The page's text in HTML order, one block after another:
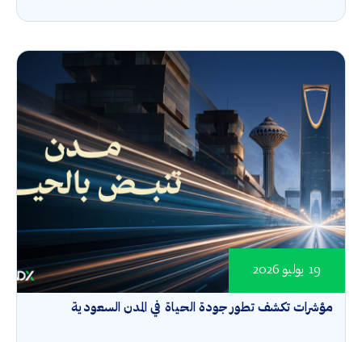
مؤشرات تكشف تطور جودة الحياة في المدن السعودية
19 يوليو 2026